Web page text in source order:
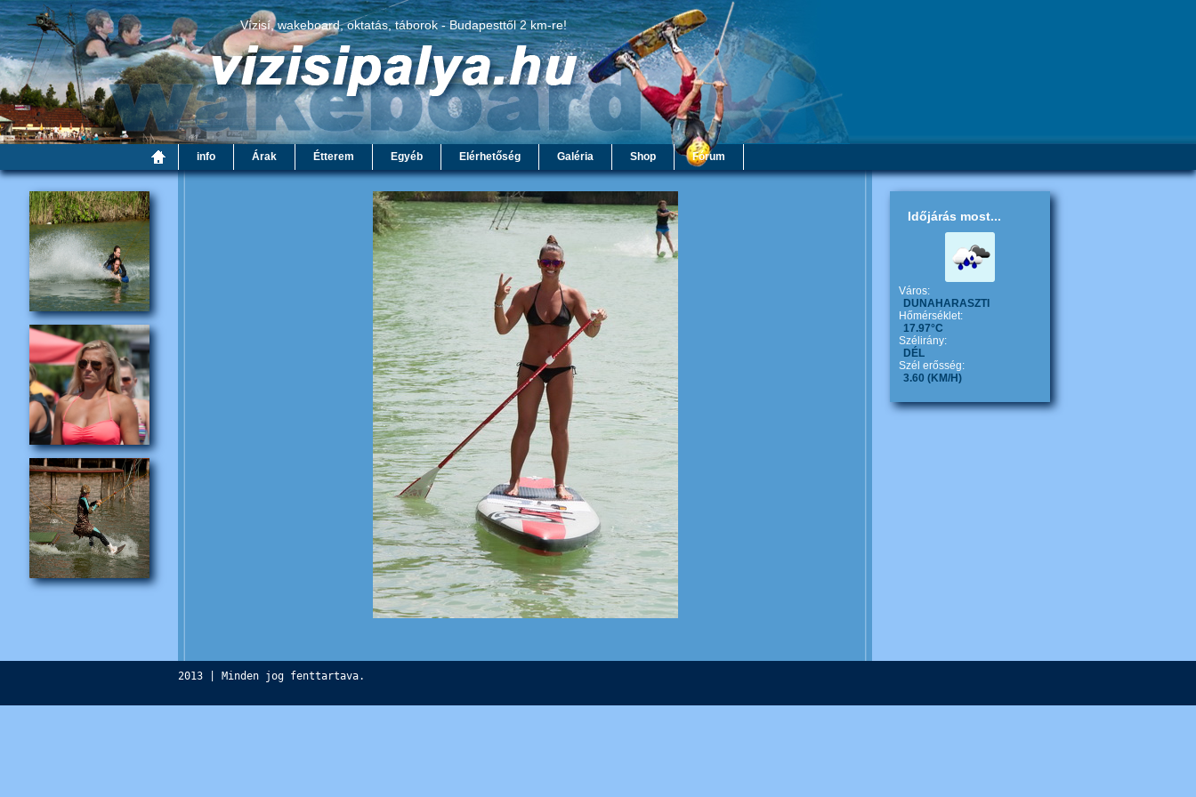
Vízisí, wakeboard, oktatás, táborok - Budapesttől 2 km-re!
info Árak Étterem Egyéb Elérhetőség Galéria Shop Fórum
Időjárás most...
Város:
DUNAHARASZTI
Hőmérséklet:
17.97°C
Szélirány:
DÉL
Szél erősség:
3.60 (KM/H)
2013 | Minden jog fenttartava.